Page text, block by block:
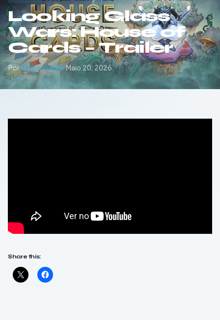
Looking Glass
Wars: House of
Cards – Trailer
PorTiago Roque·Maio 20, 2026
Share this: